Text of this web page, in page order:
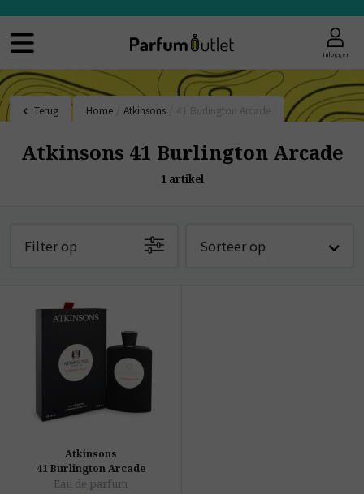
Inloggen
Terug Home Atkinsons
Atkinsons 41 Burlington Arcade
1 artikel
Filter op Sorteer op
Atkinsons
41 Burlington Arcade
Eau de parfum